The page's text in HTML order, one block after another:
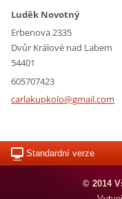
Luděk Novotný
Erbenova 2335
Dvůr Králové nad Labem
54401
605707423
carlakupkolo@gmail.com
Standardní verze
© 2014